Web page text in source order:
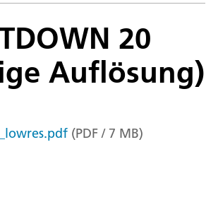
20
Auflösung)
(PDF / 7 MB)